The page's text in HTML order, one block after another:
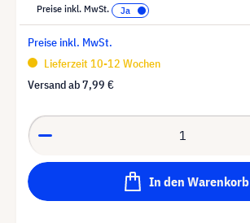
Preise inkl. MwSt.
Preise inkl. MwSt.
Lieferzeit 10-12 Wochen
Versand ab7,99 €
In den Warenkorb